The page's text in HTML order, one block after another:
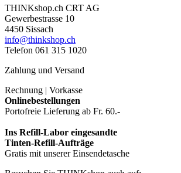
THINKshop.ch CRT AG
Gewerbestrasse 10
4450 Sissach
info@thinkshop.ch
Telefon 061 315 1020
Zahlung und Versand
Rechnung | Vorkasse
Onlinebestellungen
Portofreie Lieferung ab Fr. 60.-
Ins Refill-Labor eingesandte
Tinten-Refill-Aufträge
Gratis mit unserer Einsendetasche